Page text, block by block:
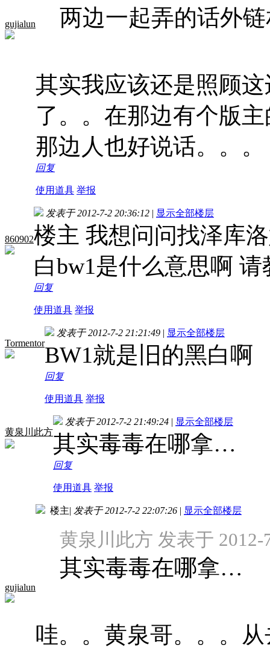
gujialun
两边一起弄的话外
其实我应该还是照顾
了。。在那边有个版
那边人也好说话。。。
回复
使用道具 举报
860902
发表于 2012-7-2 20:36:12 | 显示全部楼层
楼主 我想问问找泽库
白bw1是什么意思啊 请
回复
使用道具 举报
Tormentor
发表于 2012-7-2 21:21:49 | 显示全部楼层
BW1就是旧的黑白啊
回复
使用道具 举报
黄泉川此方
发表于 2012-7-2 21:49:24 | 显示全部楼层
其实毒毒在哪拿…
回复
使用道具 举报
gujialun
楼主| 发表于 2012-7-2 22:07:26 | 显示全部楼层
黄泉川此方 发表于 2012-
其实毒毒在哪拿…
哇。。黄泉哥。。。